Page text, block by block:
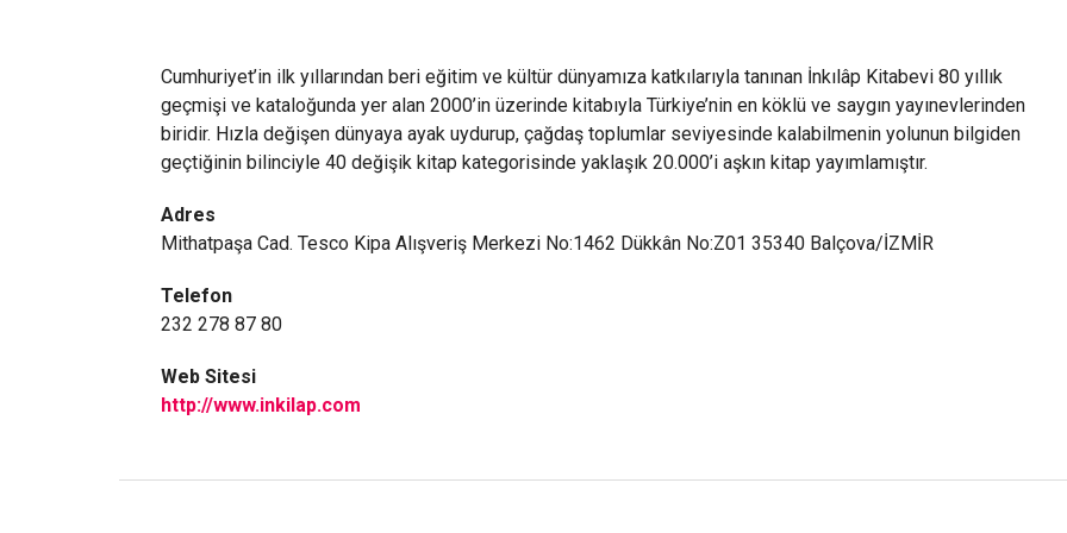
Cumhuriyet’in ilk yıllarından beri eğitim ve kültür dünyamıza katkılarıyla tanınan İnkılâp Kitabevi 80 yıllık
geçmişi ve kataloğunda yer alan 2000’in üzerinde kitabıyla Türkiye’nin en köklü ve saygın yayınevlerinden
biridir. Hızla değişen dünyaya ayak uydurup, çağdaş toplumlar seviyesinde kalabilmenin yolunun bilgiden
geçtiğinin bilinciyle 40 değişik kitap kategorisinde yaklaşık 20.000’i aşkın kitap yayımlamıştır.
Adres
Mithatpaşa Cad. Tesco Kipa Alışveriş Merkezi No:1462 Dükkân No:Z01 35340 Balçova/İZMİR
Telefon
232 278 87 80
Web Sitesi
http://www.inkilap.com